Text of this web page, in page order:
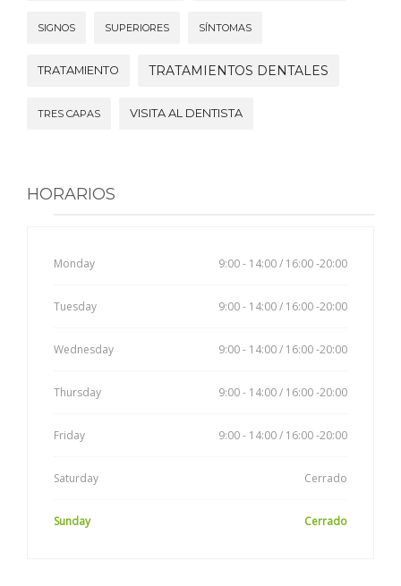
SIGNOS SUPERIORES SÍNTOMAS
TRATAMIENTO TRATAMIENTOS DENTALES
TRES CAPAS VISITA AL DENTISTA
HORARIOS
Monday 9:00 - 14:00 / 16:00 -20:00
Tuesday 9:00 - 14:00 / 16:00 -20:00
Wednesday 9:00 - 14:00 / 16:00 -20:00
Thursday 9:00 - 14:00 / 16:00 -20:00
Friday 9:00 - 14:00 / 16:00 -20:00
Saturday Cerrado
Sunday Cerrado